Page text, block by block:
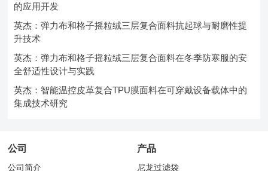
的应用开发
英杰：弹力布和格子摇粒绒三层复合面料抗起球与耐磨性提
升技术
英杰：弹力布和格子摇粒绒三层复合面料在冬季防寒服的安
全舒适性设计与实践
英杰：智能温控皮革复合TPU膜面料在可穿戴设备载体中的
集成技术研究
公司
公司简介
产品
尼龙过滤袋